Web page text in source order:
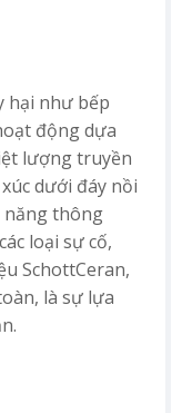
hại như bếp
động dựa
lượng truyền
dưới đáy nồi
năng thông
loại sự cố,
SchottCeran,
là sự lựa